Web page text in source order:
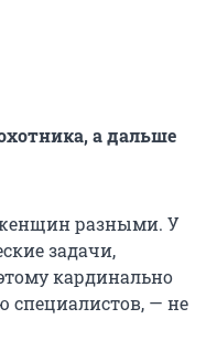
а дальше
разными. У
задачи,
кардинально
специалистов, — не